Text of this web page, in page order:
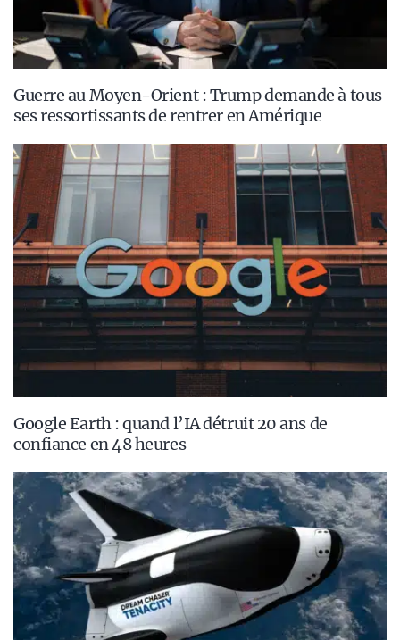
Guerre au Moyen-Orient : Trump demande à tous
ses ressortissants de rentrer en Amérique
Google Earth : quand l’IA détruit 20 ans de
confiance en 48 heures